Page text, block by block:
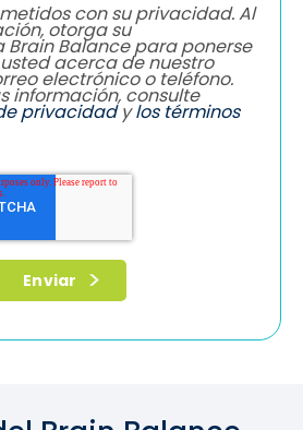
con su privacidad. Al
otorga su
Brain Balance para ponerse
acerca de nuestro
electrónico o teléfono.
información, consulte
privacidadylos términos